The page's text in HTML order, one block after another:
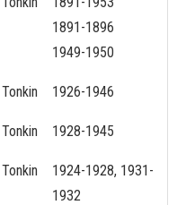
1891-1896
1949-1950
Tonkin 1926-1946
Tonkin 1928-1945
Tonkin
1924-1928, 1931-
1932